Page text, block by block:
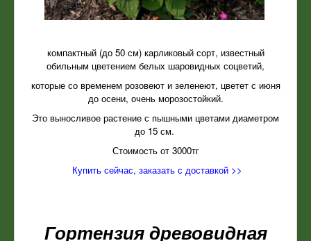
компактный (до 50 см) карликовый сорт, известный
обильным цветением белых шаровидных соцветий,
которые со временем розовеют и зеленеют, цветет с июня
до осени, очень морозостойкий.
Это выносливое растение с пышными цветами диаметром
до 15 см.
Стоимость от 3000тг
Купить сейчас, заказать с доставкой >>
Гортензия древовидная